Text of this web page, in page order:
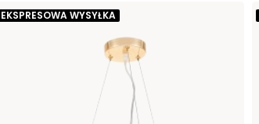
EKSPRESOWA WYSYŁKA